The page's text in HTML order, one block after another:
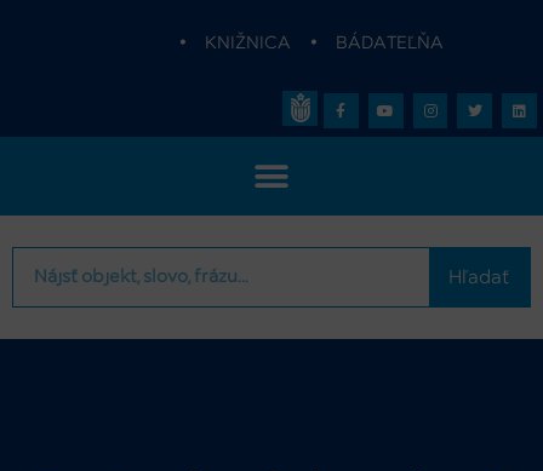
• KNIŽNICA • BÁDATEĽŇA
Hľadať